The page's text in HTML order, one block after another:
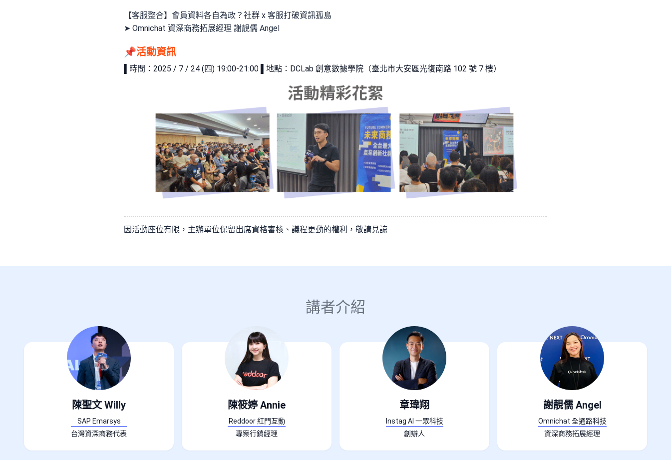
【客服整合】會員資料各自為政？社群 x 客服打破資訊孤島
➤ Omnichat 資深商務拓展經理 謝靚儒 Angel
📌活動資訊
▌時間：2025 / 7 / 24 (四) 19:00-21:00 ▌地點：DCLab 創意數據學院（臺北市大安區光復南路 102 號 7 樓）
因活動座位有限，主辦單位保留出席資格審核、議程更動的權利，敬請見諒
講者介紹
陳聖文 Willy
SAP Emarsys
台灣資深商務代表
陳筱婷 Annie
Reddoor 紅門互動
專案行銷經理
章瑋翔
Instag AI 一眾科技
創辦人
謝靚儒 Angel
Omnichat 全通路科技
資深商務拓展經理